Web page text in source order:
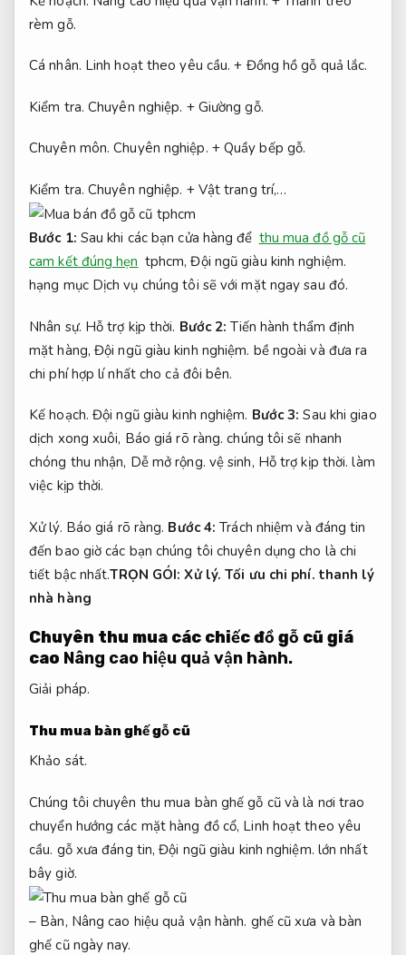
rèm gỗ.
Cá nhân. Linh hoạt theo yêu cầu. + Đồng hồ gỗ quả lắc.
Kiểm tra. Chuyên nghiệp. + Giường gỗ.
Chuyên môn. Chuyên nghiệp. + Quầy bếp gỗ.
Kiểm tra. Chuyên nghiệp. + Vật trang trí,…
Bước 1: Sau khi các bạn cửa hàng để thu mua đồ gỗ cũ
cam kết đúng hẹn tphcm,Đội ngũ giàu kinh nghiệm.
hạng mục Dịch vụ chúng tôi sẽ với mặt ngay sau đó.
Nhân sự. Hỗ trợ kịp thời. Bước 2: Tiến hành thẩm định
mặt hàng, Đội ngũ giàu kinh nghiệm. bề ngoài và đưa ra
chi phí hợp lí nhất cho cả đôi bên.
Kế hoạch. Đội ngũ giàu kinh nghiệm. Bước 3: Sau khi giao
dịch xong xuôi, Báo giá rõ ràng. chúng tôi sẽ nhanh
chóng thu nhận, Dễ mở rộng. vệ sinh, Hỗ trợ kịp thời. làm
việc kịp thời.
Xử lý. Báo giá rõ ràng. Bước 4: Trách nhiệm và đáng tin
đến bao giờ các bạn chúng tôi chuyên dụng cho là chi
tiết bậc nhất.TRỌN GÓI:Xử lý. Tối ưu chi phí. thanh lý
nhà hàng
Chuyên thu mua các chiếc đồ gỗ cũ giá
cao Nâng cao hiệu quả vận hành.
Giải pháp.
Thu mua bàn ghế gỗ cũ
Khảo sát.
Chúng tôi chuyên thu mua bàn ghế gỗ cũ và là nơi trao
chuyển hướng các mặt hàng đồ cổ, Linh hoạt theo yêu
cầu. gỗ xưa đáng tin,Đội ngũ giàu kinh nghiệm. lớn nhất
bây giờ.
– Bàn, Nâng cao hiệu quả vận hành. ghế cũ xưa và bàn
ghế cũ ngày nay.